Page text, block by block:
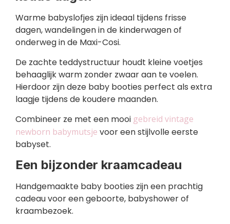
Warme babyslofjes zijn ideaal tijdens frisse
dagen, wandelingen in de kinderwagen of
onderweg in de Maxi-Cosi.
De zachte teddystructuur houdt kleine voetjes
behaaglijk warm zonder zwaar aan te voelen.
Hierdoor zijn deze baby booties perfect als extra
laagje tijdens de koudere maanden.
Combineer ze met een mooi gebreid vintage
newborn babymutsje voor een stijlvolle eerste
babyset.
Een bijzonder kraamcadeau
Handgemaakte baby booties zijn een prachtig
cadeau voor een geboorte, babyshower of
kraambezoek.